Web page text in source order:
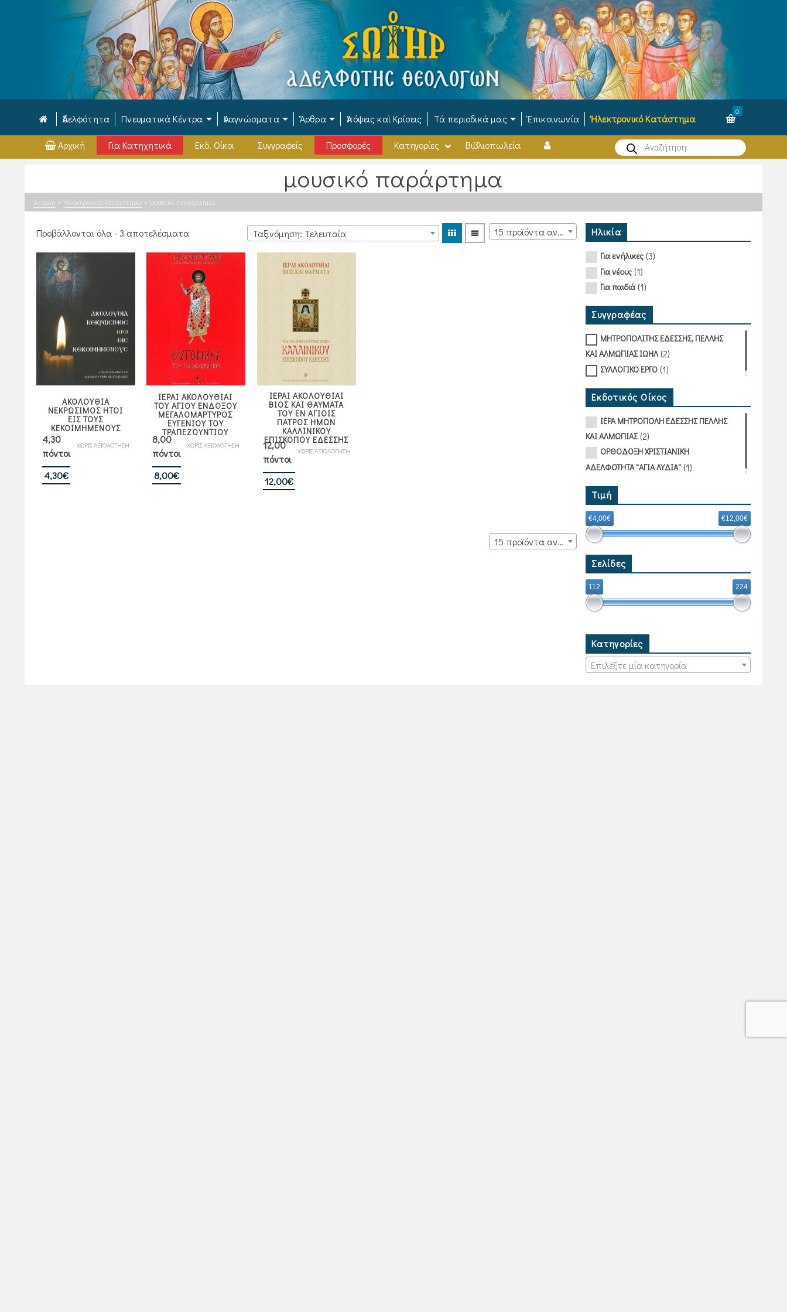
Ἀδελφότητα Πνευματικά Κέντρα Ἀναγνώσματα Ἄρθρα Ἀπόψεις καὶ Κρίσεις Τά περιοδικά μας Ἐπικοινωνία Ἠλεκτρονικό Κατάστημα
0
Products
search
Αρχική Για Κατηχητικά Εκδ. Οίκοι Συγγραφείς Προσφορές Κατηγορίες Βιβλιοπωλεία
μουσικό παράρτημα
Αρχική » Ἠλεκτρονικό Κατάστημα » μουσικό παράρτημα
Προβάλλονται όλα - 3 αποτελέσματαSorted
latest
Ταξινόμηση: Τελευταία 15 προϊόντα ανά σελίδα
ΑΚΟΛΟΥΘΙΑ
ΝΕΚΡΩΣΙΜΟΣ ΗΤΟΙ
ΕΙΣ ΤΟΥΣ
ΚΕΚΟΙΜΗΜΕΝΟΥΣ
ΧΩΡΙΣ ΑΞΙΟΛΟΓΗΣΗ
4,30
πόντοι
4,30€
ΙΕΡΑΙ ΑΚΟΛΟΥΘΙΑΙ
ΤΟΥ ΑΓΙΟΥ ΕΝΔΟΞΟΥ
ΜΕΓΑΛΟΜΑΡΤΥΡΟΣ
ΕΥΓΕΝΙΟΥ ΤΟΥ
ΤΡΑΠΕΖΟΥΝΤΙΟΥ
ΧΩΡΙΣ ΑΞΙΟΛΟΓΗΣΗ
8,00
πόντοι
8,00€
ΙΕΡΑΙ ΑΚΟΛΟΥΘΙΑΙ
ΒΙΟΣ ΚΑΙ ΘΑΥΜΑΤΑ
ΤΟΥ ΕΝ ΑΓΙΟΙΣ
ΠΑΤΡΟΣ ΗΜΩΝ
ΚΑΛΛΙΝΙΚΟΥ
ΕΠΙΣΚΟΠΟΥ ΕΔΕΣΣΗΣ
ΧΩΡΙΣ ΑΞΙΟΛΟΓΗΣΗ
12,00
πόντοι
12,00€
15 προϊόντα ανά σελίδα
Ηλικία
Για ενήλικες(3)
Για νέους(1)
Για παιδιά(1)
Συγγραφέας
ΜΗΤΡΟΠΟΛΙΤΗΣ ΕΔΕΣΣΗΣ, ΠΕΛΛΗΣ
ΚΑΙ ΑΛΜΩΠΙΑΣ ΙΩΗΛ(2)
ΣΥΛΛΟΓΙΚΟ ΕΡΓΟ(1)
Εκδοτικός Οίκος
ΙΕΡΑ ΜΗΤΡΟΠΟΛΗ ΕΔΕΣΣΗΣ ΠΕΛΛΗΣ
ΚΑΙ ΑΛΜΩΠΙΑΣ(2)
ΟΡΘΟΔΟΞΗ ΧΡΙΣΤΙΑΝΙΚΗ
ΑΔΕΛΦΟΤΗΤΑ "ΑΓΙΑ ΛΥΔΙΑ"(1)
Τιμή
€4,00€ €12,00€
Σελίδες
112 224
Κατηγορίες
Επιλέξτε μία κατηγορία